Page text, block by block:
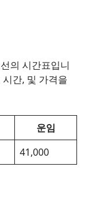
의 시간표입니
간, 및 가격을
운임
41,000